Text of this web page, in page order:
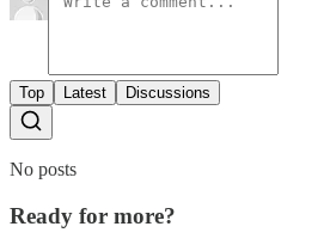
Top Latest Discussions
No posts
Ready for more?